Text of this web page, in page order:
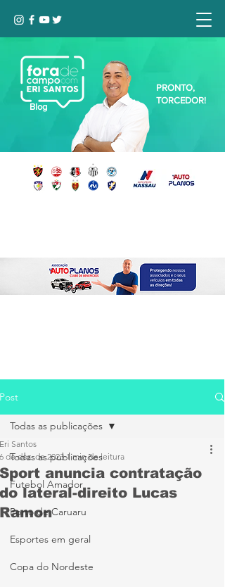
Blog
PRONTO,
TORCEDOR!
Post
Todas as publicações
Futebol Amador
Porto de Caruaru
Esportes em geral
Copa do Nordeste
Todas as publicações
Sport anuncia contratação
do lateral-direito Lucas
Ramon
Eri Santos
6 de dez. de 2023 1 min de leitura